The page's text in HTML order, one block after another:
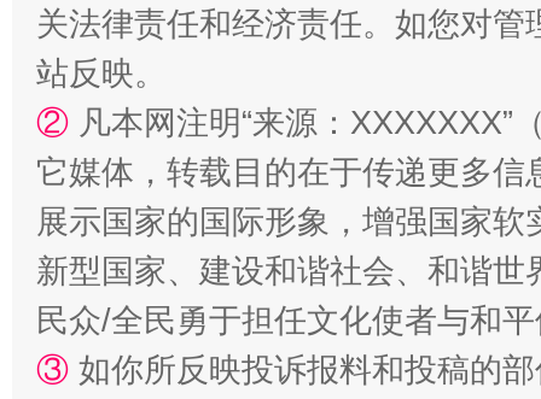
揭批美国五大"原罪"
关法律责任和经济责任。如您对
站反映。
② 凡本网注明“来源：
它媒体，转载目的在于传递更多
展示国家的国际形象，增强国家
新型国家、建设和谐社会、和谐
民众/全民勇于担任文化使者与和
③ 如你所反映投诉报料和投稿的